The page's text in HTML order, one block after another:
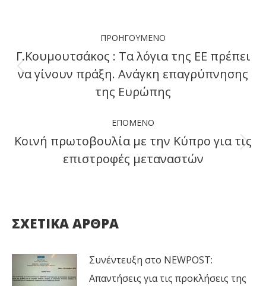
navigation
ΠΡΟΗΓΟΎΜΕΝΟ
Previous
post:
Γ.Κουμουτσάκος : Τα λόγια της ΕΕ πρέπει
να γίνουν πράξη. Aνάγκη επαγρύπνησης
της Ευρώπης
ΕΠΌΜΕΝΟ
Next
post:
Κοινή πρωτοβουλία με την Κύπρο για τις
επιστροφές μεταναστών
ΣΧΕΤΙΚΑ ΑΡΘΡΑ
Συνέντευξη στο NEWPOST:
Απαντήσεις για τις προκλήσεις της